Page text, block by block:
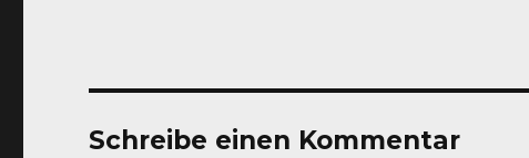
Schreibe einen Kommentar